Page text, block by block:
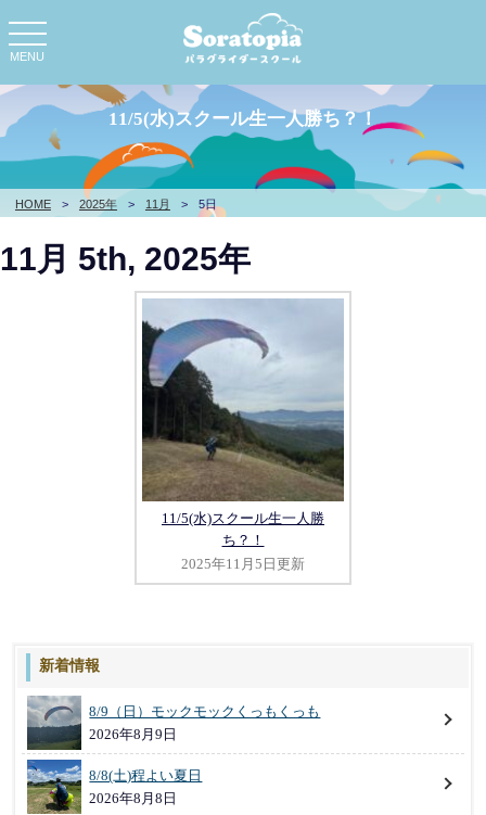
toggle
navigation
MENU
HOME > 2025年 > 11月 > 5日
11/5(水)スクール生一人勝ち？！
11月 5th, 2025年
11/5(水)スクール生一人勝
ち？！
2025年11月5日更新
新着情報
8/9（日）モックモックくっもくっも
2026年8月9日
8/8(土)程よい夏日
2026年8月8日